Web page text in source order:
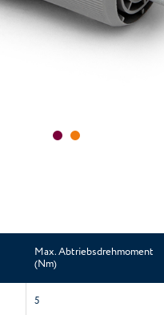
Max. Abtriebsdrehmoment
(Nm)
5